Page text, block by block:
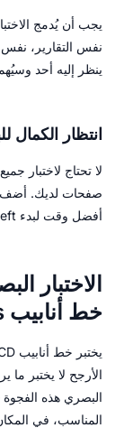
نفس التقارير،
ينظر إليه أحد
انتظار الكمال
صفحات لديك. أضف
أفضل وقت لبدء shift-left الاختبار البصري هو الآن، بما لديك حاليًا.
الاختبار
خط أنابيب DevOps الخاص بك
الأرجح لا يختبر ما
المناسب، في